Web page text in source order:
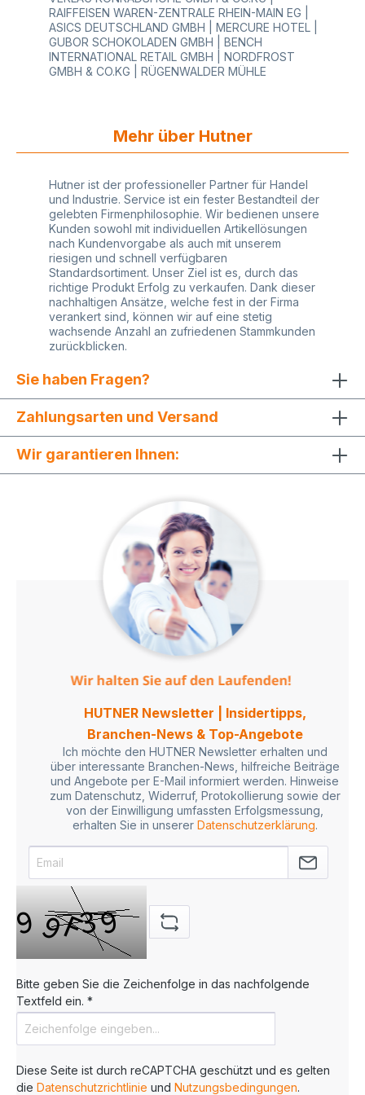
TX400, SLP-TX403)CAB (A4+, A6+, A8+, EOS1,
EOS4, Mach1, Mach2, Mach4, Squix4)Citizen (CL-
S621, CL-S631, CL-S6621, CL-S6621XL, CL-E720,
CL-E730, CL-S700, CL-S700R, CL-S703, CL-
S703R)Datamax Honeywell (E-Class Mark III, E-
6308, H-8308, I-Class Mark II, I-4212e, I-4310e, I-
P1725)Godex (EZ1100Plus, EZ2200Plus, EZ2250i,
EZ2300Plus, EZ2350i, EZ6200Plus, EZ6300Plus,
EZPI1200, EZPI1300, G500, G530, RT700, RT730,
RT860i, ZX1200i, ZX1300i, ZX1600i)Intermec
Honeywell (PD41, PD42, PD43, PD43C, PM43,
PM43C, PX4i, PX6i)Printronix (T2N, T4M, T5000,
T6000, T8000)Metapace (L-42T)Sato (CL4NX,
CL6NX)Toshiba Tec (B-EX4T2, B-
FV4T)TSC (ME240, ME340, MX240, MX240P,
MX340, MX340P, MX640, MX640P, TA210, TA310,
TE200, TE300, TTP-2410MT, TTP-243 Pro, TTP-
243E Pro, TTP-244 Pro, TTP-245 Plus, TTP-246M
Pro, TTP-247, TTP-2610MT, TTP-342 Pro, TTP-
TTP-346M, TTP-366M, TTP-368MT, TTP-384M,
TTP-644MT, TX200, TX300,
TX600)Valentin (Compa II - Serie, Micra - Serie,
Pica II - Serie, Spectra II - Serie - nur für FlatHead
Serie)Zebra (105SL, GT800, S4M, Xi-Serie,
Z4M+, Z6M+, ZM400, ZM600, ZT220, ZT230,
verschiedenen Premium Qualitäten verfügbar.
Jede Qualität ist für einen bestimmten
Anwendungsfall optimal geeignet. Um Ihnen die
Auswahl zu erleichtern, haben wir deshalb
folgende Tabelle für Sie erstellt.So können Sie
ganz einfach entscheiden ob Sie ein Wachs,
Wachs-Harz oder reines Harzband benötigen.
Wachs (PREMIUM) Wachs-Harz (PREMIUM) Harz
auf Papieretiketten - Niedrige Druckenergie und
hohen Druckgeschwindigkeiten - Gute Wisch- und
glatten Papieroberflächen und Kunststoffetiketten
und Kratzfestigkeit Eigenschaften: - Geeignet
für Folienetiketten z.B. PE, PP, PVC, PET - Sehr
hohe Wisch- und Kratzfestigkeit - Hohe
Hitzebeständigkeit und beständig gegen
Lösungsmittel, Benzin und Alkohol - Hohe
Druckenergie wird benötigt
Anwendungsbereiche: - Optimal für Logistik- und
Einzelhandelsanwendungen, - Allzweck-
Kennzeichnung - Kennzeichnung für Versand,
Einzelhandelsanwendungen,
Produktkennzeichnung im Freien, - Box, Paletten-
Einzelhandels und Regalkanten- Kennzeichnung -
Etiketten die extremen Abnutzungen oder
Reibungen, Lösungsmitteln Dampf, Säure oder
Laugen ausgesetzt sind. Anwendungsbereiche: -
Ideal bei Industrie- und Automobilanwendungen -
Typenschilder - Etiketten die Wärme, Dampf,
Lösungsmittel, Abrieb und rauen Umgebungen
ausgesetzt sind. Sie haben Fragen zu speziellen
Eigenschaften, wie Abriebfestigkeit oder UV-
Beständigkeit?Wir beraten Sie gerne für
Abriebfestigkeit unserer Thermotransferfolie,
Ebenso haben wir spezielleLösungen / Folien für
RAIFFEISEN WAREN-ZENTRALE RHEIN-MAIN EG |
ASICS DEUTSCHLAND GMBH | MERCURE HOTEL |
GUBOR SCHOKOLADEN GMBH | BENCH
INTERNATIONAL RETAIL GMBH | NORDFROST
GMBH & CO.KG | RÜGENWALDER MÜHLE
Mehr über Hutner
Hutner ist der professioneller Partner für Handel
und Industrie. Service ist ein fester Bestandteil der
gelebten Firmenphilosophie. Wir bedienen unsere
Kunden sowohl mit individuellen Artikellösungen
nach Kundenvorgabe als auch mit unserem
riesigen und schnell verfügbaren
Standardsortiment. Unser Ziel ist es, durch das
richtige Produkt Erfolg zu verkaufen. Dank dieser
nachhaltigen Ansätze, welche fest in der Firma
verankert sind, können wir auf eine stetig
wachsende Anzahl an zufriedenen Stammkunden
zurückblicken.
Sie haben Fragen?
Zahlungsarten und Versand
Wir garantieren Ihnen:
HUTNER Newsletter | Insidertipps,
Branchen-News & Top-Angebote
Ich möchte den HUTNER Newsletter erhalten und
über interessante Branchen-News, hilfreiche Beiträge
und Angebote per E-Mail informiert werden. Hinweise
zum Datenschutz, Widerruf, Protokollierung sowie der
von der Einwilligung umfassten Erfolgsmessung,
erhalten Sie in unserer Datenschutzerklärung.
Bitte geben Sie die Zeichenfolge in das nachfolgende
Textfeld ein. *
Diese Seite ist durch reCAPTCHA geschützt und es gelten
die Datenschutzrichtlinie und Nutzungsbedingungen.